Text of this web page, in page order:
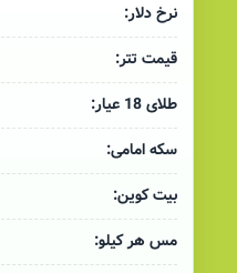
نرخ دلار:
قیمت تتر:
طلای 18 عیار:
سکه امامی:
بیت کوین:
مس هر کیلو: